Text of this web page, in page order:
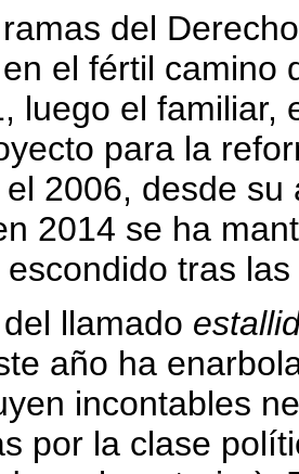
del
el fértil camino
luego el familiar,
para la
2006, desde
2014 se ha
tras
llamado
año ha
incontables
por la clase